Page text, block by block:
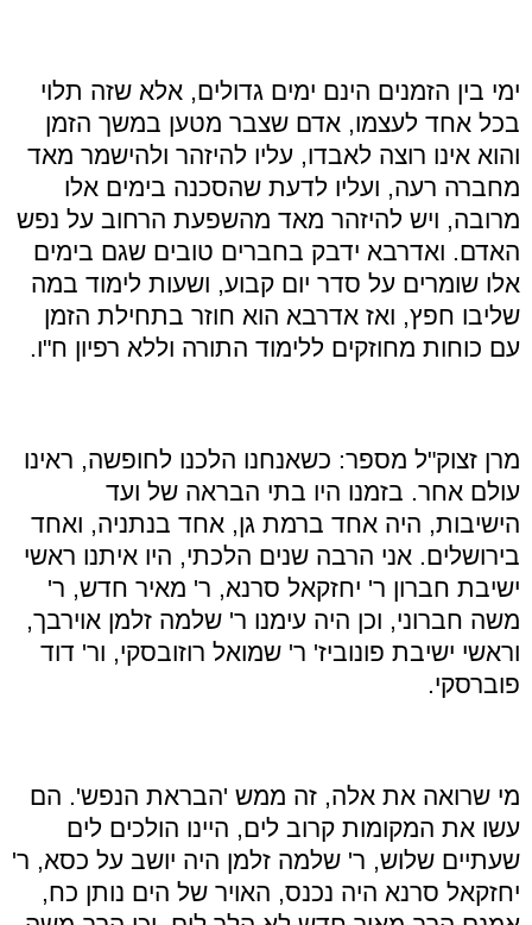
ימי בין הזמנים הינם ימים גדולים, אלא שזה תלוי
בכל אחד לעצמו, אדם שצבר מטען במשך הזמן
והוא אינו רוצה לאבדו, עליו להיזהר ולהישמר מאד
מחברה רעה, ועליו לדעת שהסכנה בימים אלו
מרובה, ויש להיזהר מאד מהשפעת הרחוב על נפש
האדם. ואדרבא ידבק בחברים טובים שגם בימים
אלו שומרים על סדר יום קבוע, ושעות לימוד במה
שליבו חפץ, ואז אדרבא הוא חוזר בתחילת הזמן
עם כוחות מחוזקים ללימוד התורה וללא רפיון ח"ו.
מרן זצוק"ל מספר: כשאנחנו הלכנו לחופשה, ראינו
עולם אחר. בזמנו היו בתי הבראה של ועד
הישיבות, היה אחד ברמת גן, אחד בנתניה, ואחד
בירושלים. אני הרבה שנים הלכתי, היו איתנו ראשי
ישיבת חברון ר' יחזקאל סרנא, ר' מאיר חדש, ר'
משה חברוני, וכן היה עימנו ר' שלמה זלמן אוירבך,
וראשי ישיבת פונוביז' ר' שמואל רוזובסקי, ור' דוד
פוברסקי.
מי שרואה את אלה, זה ממש 'הבראת הנפש'. הם
עשו את המקומות קרוב לים, היינו הולכים לים
שעתיים שלוש, ר' שלמה זלמן היה יושב על כסא, ר'
יחזקאל סרנא היה נכנס, האויר של הים נותן כח,